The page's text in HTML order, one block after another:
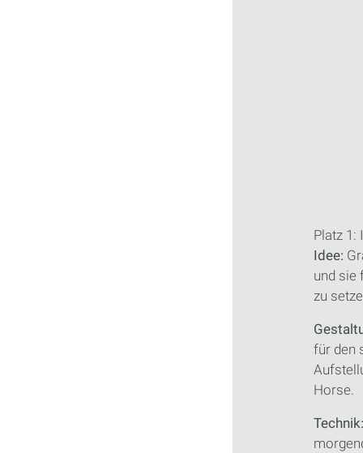
Platz 1:
Idee:
und sie
zu
für den
Horse.
Technik: